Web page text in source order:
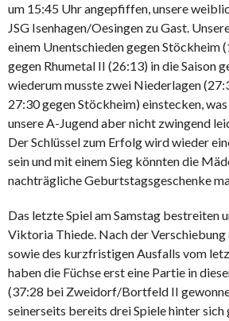
um 15:45 Uhr angepfiffen, unsere
JSG Isenhagen/Oesingen zu Gast.
einem Unentschieden gegen Stöckheim
gegen Rhumetal II (26:13) in die Saison
wiederum musste zwei Niederlagen
27:30 gegen Stöckheim) einstecken,
unsere A-Jugend aber nicht zwingend
Der Schlüssel zum Erfolg wird wieder
sein und mit einem Sieg könnten die
nachträgliche Geburtstagsgeschenke
Das letzte Spiel am Samstag bestreiten
Viktoria Thiede. Nach der Verschiebung
sowie des kurzfristigen Ausfalls vom
haben die Füchse erst eine Partie in
(37:28 bei Zweidorf/Bortfeld II
seinerseits bereits drei Spiele hinter